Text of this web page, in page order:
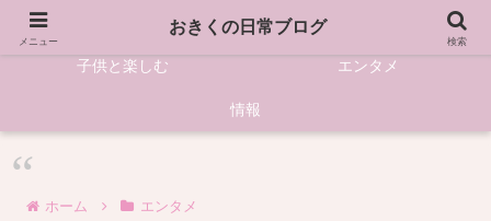
子供と楽しむ エンタメ
情報
ホーム エンタメ
メニュー
おきくの日常ブログ
検索